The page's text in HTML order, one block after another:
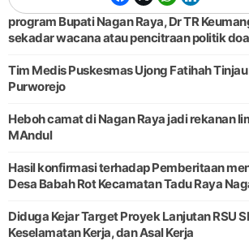
program Bupati Nagan Raya, Dr TR
sekadar wacana atau pencitraan politik
Tim Medis Puskesmas Ujong Fatihah
Purworejo
Heboh camat di Nagan Raya jadi rekanan
MAndul
Hasil konfirmasi terhadap Pemberitaan
Diduga Kejar Target Proyek Lanjutan RSU
Keselamatan Kerja, dan Asal Kerja